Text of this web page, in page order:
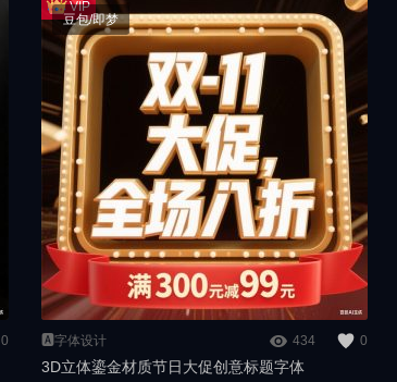
0 🅰️字体设计 434 0
3D立体鎏金材质节日大促创意标题字体
豆包/即梦